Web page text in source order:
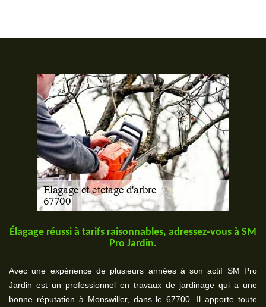
Élagage réussi à tarifs raisonnables, adressez-vous à SM
Pro Jardin.
Avec une expérience de plusieurs années à son actif SM Pro
Jardin est un professionnel en travaux de jardinage qui a une
bonne réputation à Monswiller, dans le 67700. Il apporte toute